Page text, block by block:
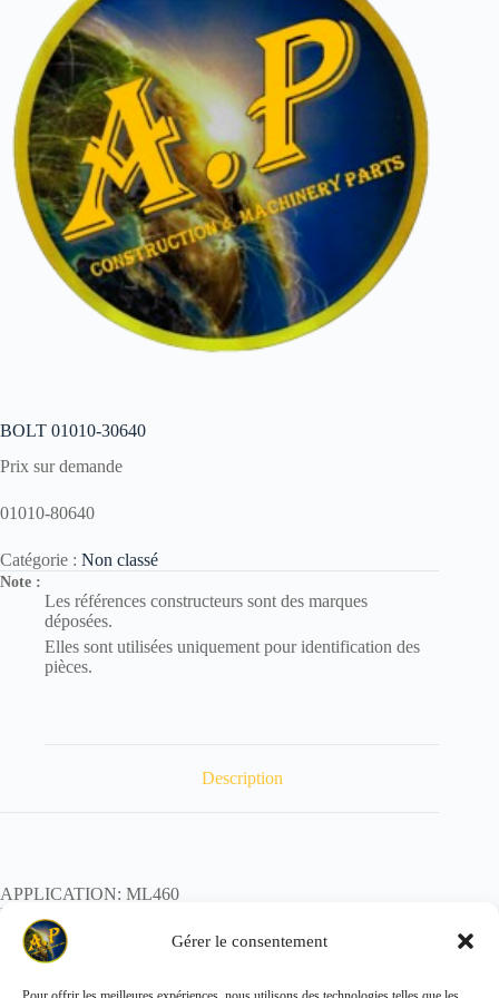
Gérer le consentement
BOLT 01010-30640
Prix sur demande
01010-80640
Catégorie : Non classé
Note :
Les références constructeurs sont des marques
déposées.
Elles sont utilisées uniquement pour identification des
pièces.
Description
APPLICATION: ML460
REF:
POIDS: